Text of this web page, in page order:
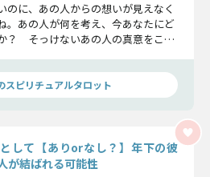
のに、あの人からの想いが見えなく
。あの人が何を考え、今あなたにど
？ そっけないあの人の真意をここ
スピリチュアルタロット
して【ありorなし？】年下の彼
が結ばれる可能性